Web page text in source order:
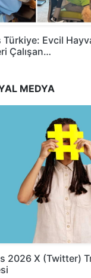
Türkiye: Evcil
Çalışan…
MEDYA
2026 X (Twitter)